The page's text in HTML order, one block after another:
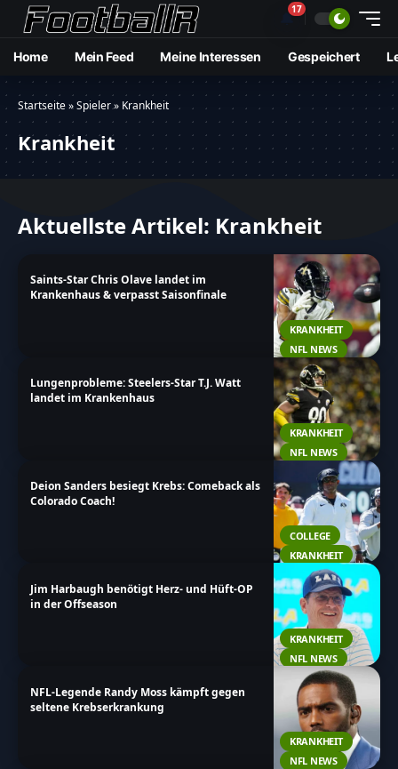
🔔17
Home Mein Feed Meine Interessen Gespeichert
Startseite»Spieler» Krankheit
Krankheit
Aktuellste Artikel: Krankheit
KRANKHEIT
NFL NEWS
Saints-Star Chris Olave landet im
Krankenhaus & verpasst Saisonfinale
KRANKHEIT
NFL NEWS
Lungenprobleme: Steelers-Star T.J. Watt
landet im Krankenhaus
COLLEGE
KRANKHEIT
Deion Sanders besiegt Krebs: Comeback als
Colorado Coach!
KRANKHEIT
NFL NEWS
Jim Harbaugh benötigt Herz- und Hüft-OP
in der Offseason
KRANKHEIT
NFL NEWS
NFL-Legende Randy Moss kämpft gegen
seltene Krebserkrankung